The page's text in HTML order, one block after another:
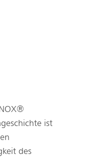
ist
des